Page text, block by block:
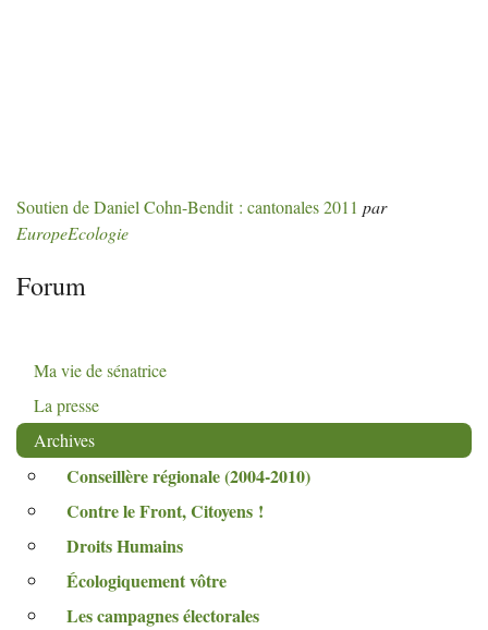
Soutien de Daniel Cohn-Bendit : cantonales 2011 par
EuropeEcologie
Forum
Ma vie de sénatrice
La presse
Archives
Conseillère régionale (2004-2010)
Contre le Front, Citoyens !
Droits Humains
Écologiquement vôtre
Les campagnes électorales